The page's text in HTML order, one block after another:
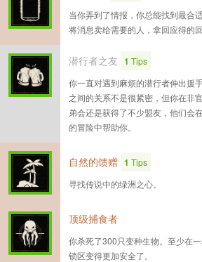
当你弄到了情报，你总能找到最合
将消息卖给需要的人，拿回应得的回
潜行者之友 1 Tips
你一直对遇到麻烦的潜行者伸出援
之间的关系不是很紧密，但你在非
弟会还是获得了不少盟友，他们会
的冒险中帮助你。
自然的馈赠 1 Tips
寻找传说中的绿洲之心。
顶级捕食者
你杀死了300只变种生物。至少在
锁区变得更加安全了。